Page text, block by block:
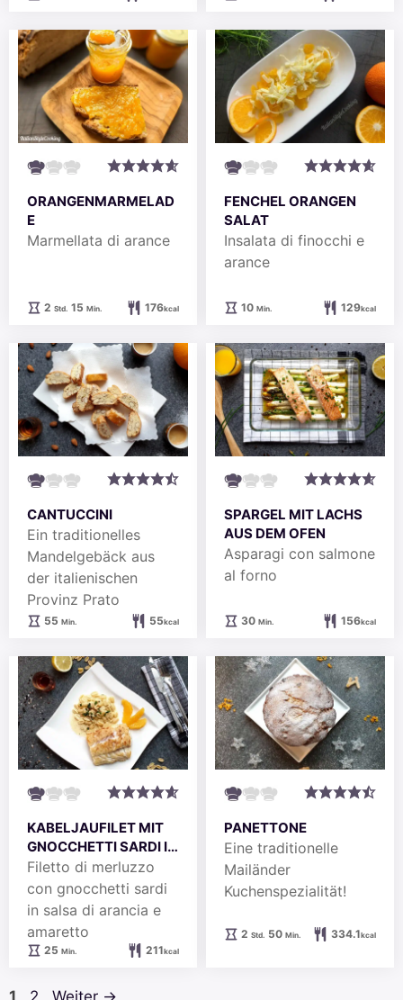
ORANGENMARMELAD
E
Marmellata di arance
2Stunden
Std. 15Minuten
Min. 176kcal
FENCHEL ORANGEN
SALAT
Insalata di finocchi e
arance
10Minuten
Min. 129kcal
CANTUCCINI
Ein traditionelles
Mandelgebäck aus
der italienischen
Provinz Prato
55Minuten
Min. 55kcal
SPARGEL MIT LACHS
AUS DEM OFEN
Asparagi con salmone
al forno
30Minuten
Min. 156kcal
KABELJAUFILET MIT
GNOCCHETTI SARDI IN
ORANGEN-
AMARETTO-SOSSE
Filetto di merluzzo
con gnocchetti sardi
in salsa di arancia e
amaretto
25Minuten
Min. 211kcal
PANETTONE
Eine traditionelle
Mailänder
Kuchenspezialität!
2Stunden
Std. 50Minuten
Min. 334.1kcal
Seite
1 Seite
2 Weiter →